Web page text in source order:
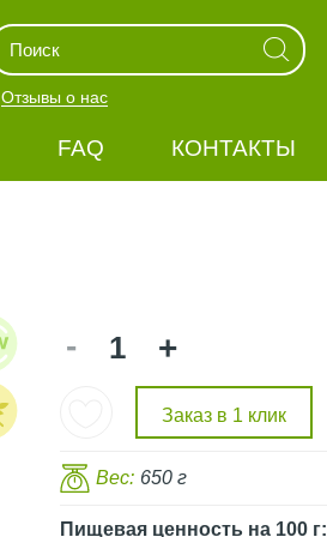
Отзывы о нас
FAQ КОНТАКТЫ
- +
Заказ в 1 клик
Вес: 650 г
Пищевая ценностьна 100 г: